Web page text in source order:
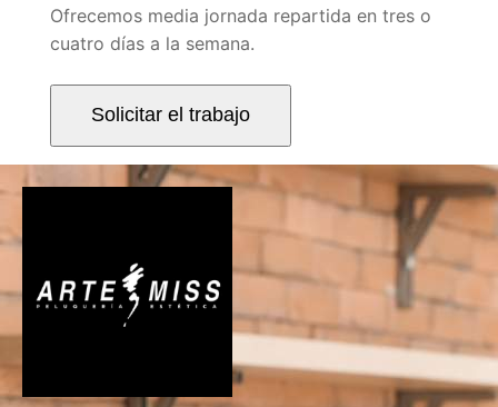
Ofrecemos media jornada repartida en tres o
cuatro días a la semana.